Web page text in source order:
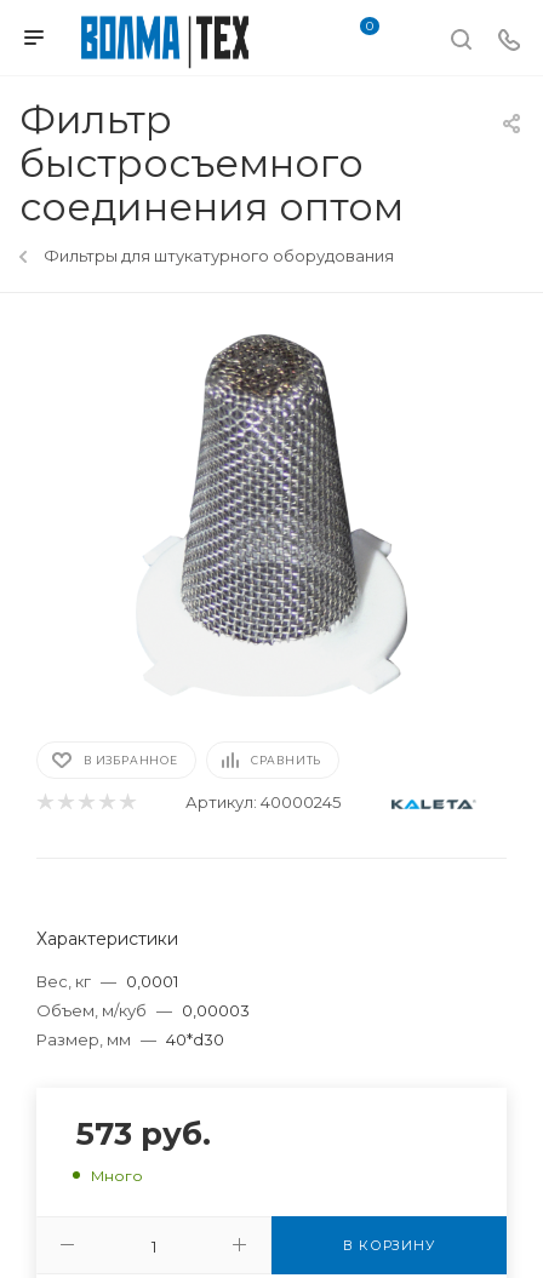
0
Фильтр
быстросъемного
соединения оптом
Фильтры для штукатурного оборудования
В ИЗБРАННОЕ СРАВНИТЬ
Артикул: 40000245
Характеристики
Вес, кг — 0,0001
Объем, м/куб — 0,00003
Размер, мм — 40*d30
573 руб.
Много
В КОРЗИНУ